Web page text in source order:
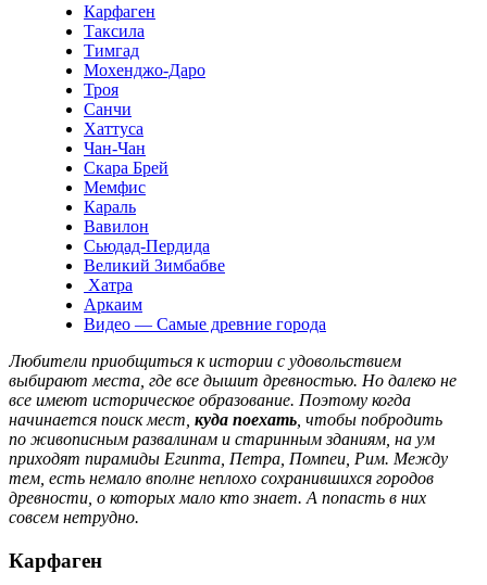
Карфаген
Таксила
Тимгад
Мохенджо-Даро
Троя
Санчи
Хаттуса
Чан-Чан
Скара Брей
Мемфис
Караль
Вавилон
Сьюдад-Пердида
Великий Зимбабве
Хатра
Аркаим
Видео — Самые древние города
Любители приобщиться к истории с удовольствием
выбирают места, где все дышит древностью. Но далеко не
все имеют историческое образование. Поэтому когда
начинается поиск мест, куда поехать , чтобы побродить
по живописным развалинам и старинным зданиям, на ум
приходят пирамиды Египта, Петра, Помпеи, Рим. Между
тем, есть немало вполне неплохо сохранившихся городов
древности, о которых мало кто знает. А попасть в них
совсем нетрудно.
Карфаген